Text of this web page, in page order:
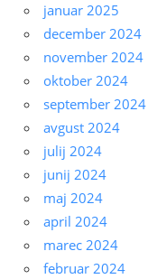
januar 2025
december 2024
november 2024
oktober 2024
september 2024
avgust 2024
julij 2024
junij 2024
maj 2024
april 2024
marec 2024
februar 2024